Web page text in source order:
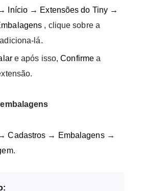
Início → Extensões do Tiny →
, clique sobre a
lá.
e após isso,Confirme a
Cadastros → Embalagens →
.